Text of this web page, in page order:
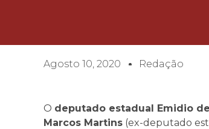
Agosto 10, 2020 Redação
O deputado estadual Emidio
Marcos Martins (ex-deputado